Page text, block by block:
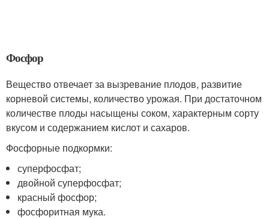
Фосфор
Вещество отвечает за вызревание плодов, развитие
корневой системы, количество урожая. При достаточном
количестве плоды насыщены соком, характерным сорту
вкусом и содержанием кислот и сахаров.
Фосфорные подкормки:
суперфосфат;
двойной суперфосфат;
красный фосфор;
фосфоритная мука.